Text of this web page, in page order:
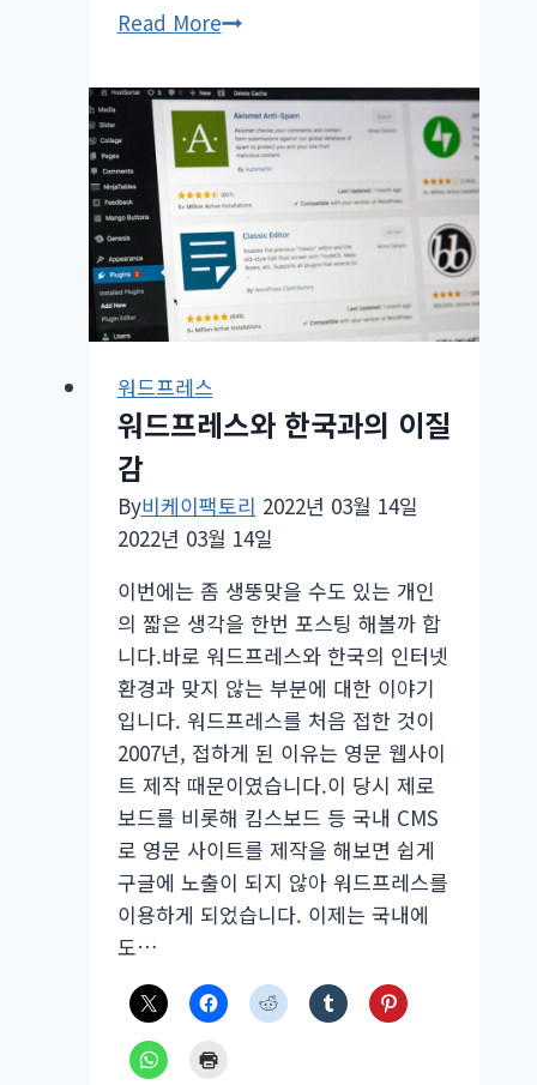
Read More쿠
파
트
너
다
이
나
믹
배
개
선
지
살
보
기
워드프레스
워드프레스와 한국과의 이질
감
By비케이팩토리 2022년 03월 14일
2022년 03월 14일
이번에는 좀 생뚱맞을 수도 있는 개인
의 짧은 생각을 한번 포스팅 해볼까 합
니다.바로 워드프레스와 한국의 인터넷
환경과 맞지 않는 부분에 대한 이야기
입니다. 워드프레스를 처음 접한 것이
2007년, 접하게 된 이유는 영문 웹사이
트 제작 때문이였습니다.이 당시 제로
보드를 비롯해 킴스보드 등 국내 CMS
로 영문 사이트를 제작을 해보면 쉽게
구글에 노출이 되지 않아 워드프레스를
이용하게 되었습니다. 이제는 국내에
도…